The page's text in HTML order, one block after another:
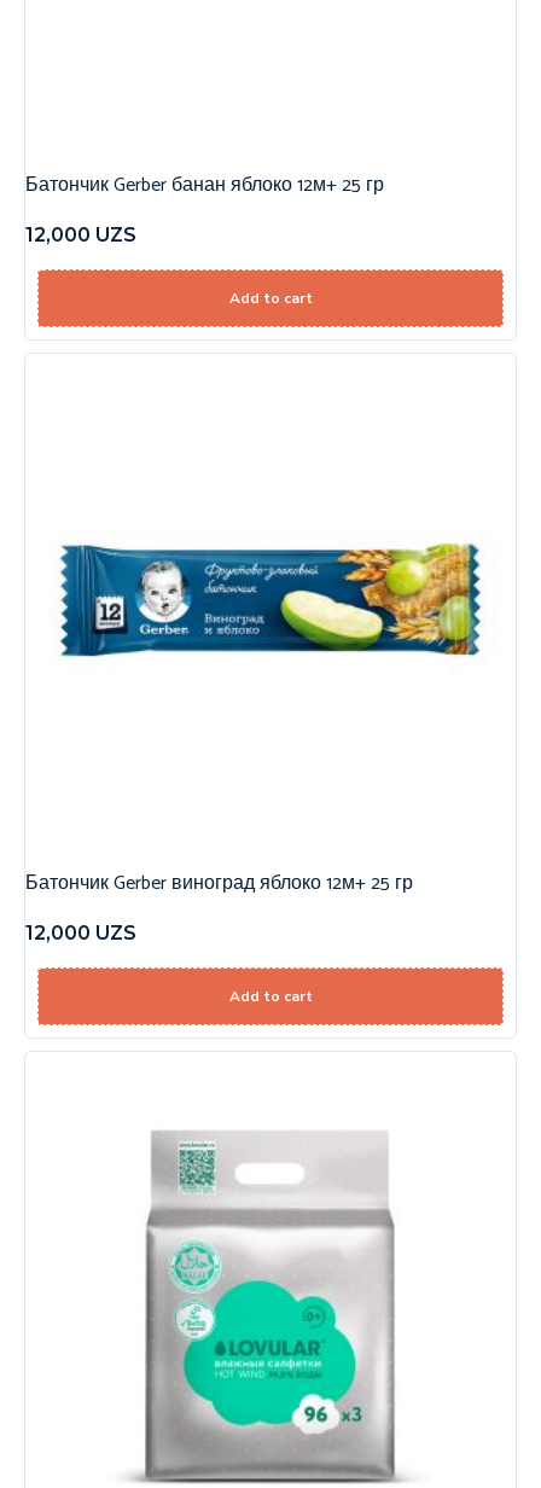
Батончик Gerber банан яблоко 12м+ 25 гр
12,000 UZS
Add to cart
Батончик Gerber виноград яблоко 12м+ 25 гр
12,000 UZS
Add to cart